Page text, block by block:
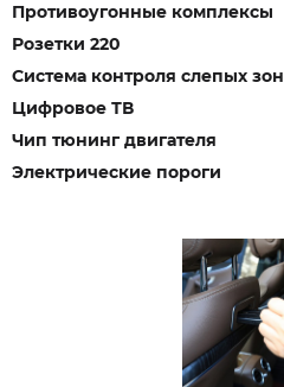
Противоугонные комплексы
Розетки 220
Система контроля слепых зон
Цифровое ТВ
Чип тюнинг двигателя
Электрические пороги